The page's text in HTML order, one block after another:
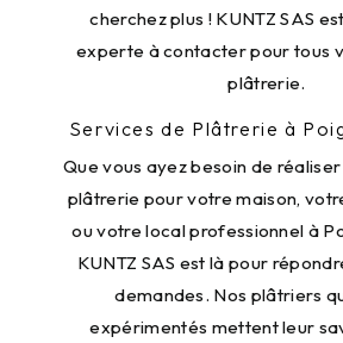
cherchez plus ! KUNTZ SAS
experte à contacter pour tous
plâtrerie.
Services de Plâtrerie à
Que vous ayez besoin de
plâtrerie pour votre maison,
ou votre local professionnel à
KUNTZ SAS est là pour
demandes. Nos plâtriers
expérimentés mettent leur